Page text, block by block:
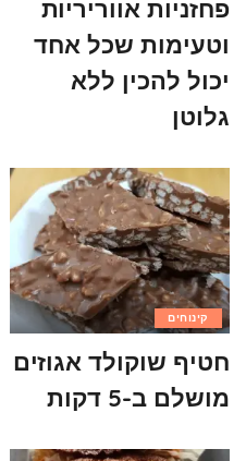
פחזניות אווריריות
וטעימות שכל אחד
יכול להכין ללא
גלוטן
קינוחים
חטיף שוקולד אגוזים
מושלם ב-5 דקות